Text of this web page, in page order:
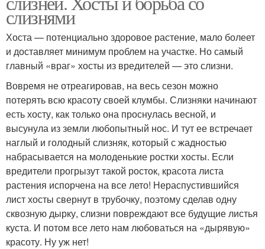
слизнями
Хоста — потенциально здоровое растение, мало болеет
и доставляет минимум проблем на участке. Но самый
главный «враг» хосты из вредителей — это слизни.
Вовремя не отреагировав, на весь сезон можно
потерять всю красоту своей клумбы. Слизняки начинают
есть хосту, как только она проснулась весной, и
высунула из земли любопытный нос. И тут ее встречает
наглый и голодный слизняк, который с жадностью
набрасывается на молоденькие ростки хосты. Если
вредители прогрызут такой росток, красота листа
растения испорчена на все лето! Нераспустившийся
лист хосты свернут в трубочку, поэтому сделав одну
сквозную дырку, слизни повреждают все будущие листья
куста. И потом все лето нам любоваться на «дырявую»
красоту. Ну уж нет!